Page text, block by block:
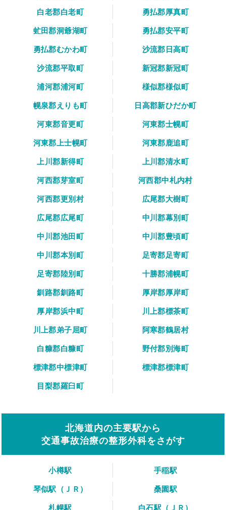
白老郡白老町
勇払郡厚真町
虻田郡洞爺湖町
勇払郡安平町
勇払郡むかわ町
沙流郡日高町
沙流郡平取町
新冠郡新冠町
浦河郡浦河町
様似郡様似町
幌泉郡えりも町
日高郡新ひだか町
河東郡音更町
河東郡士幌町
河東郡上士幌町
河東郡鹿追町
上川郡新得町
上川郡清水町
河西郡芽室町
河西郡中札内村
河西郡更別村
広尾郡大樹町
広尾郡広尾町
中川郡幕別町
中川郡池田町
中川郡豊頃町
中川郡本別町
足寄郡足寄町
足寄郡陸別町
十勝郡浦幌町
釧路郡釧路町
厚岸郡厚岸町
厚岸郡浜中町
川上郡標茶町
川上郡弟子屈町
阿寒郡鶴居村
白糠郡白糠町
野付郡別海町
標津郡中標津町
標津郡標津町
目梨郡羅臼町
北海道内の主要駅から
交通事故治療の整形外科をさがす
小樽駅
手稲駅
琴似駅（ＪＲ）
桑園駅
札幌駅
白石駅（ＪＲ）